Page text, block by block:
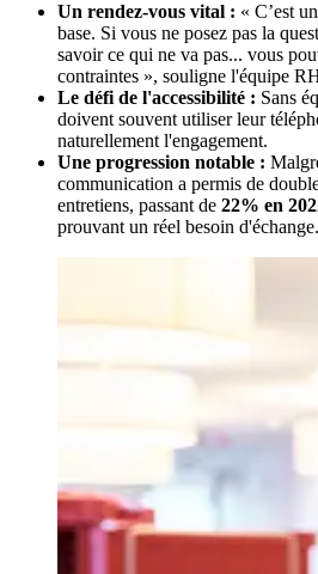
Un rendez-vous vital : « C’est
base. Si vous ne posez pas la
savoir ce qui ne va pas... vous
contraintes », souligne l'équipe
Le défi de l'accessibilité : Sans
doivent souvent utiliser leur
naturellement l'engagement.
Une progression notable :
communication a permis de
entretiens, passant de 22% en
prouvant un réel besoin d'échange.